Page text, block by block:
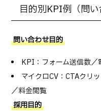
目的別KPI例（問い
問い合わせ目的
KPI：フォーム送信数／
マイクロCV：CTAクリ
／料金閲覧
採用目的